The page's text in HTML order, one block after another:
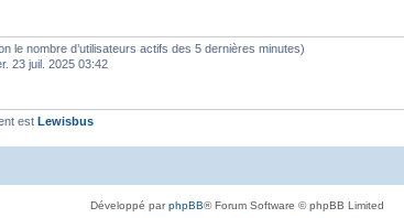
le nombre d’utilisateurs actifs des 5 dernières minutes)
23 juil. 2025 03:42
est Lewisbus
Développé parphpBB® Forum Software © phpBB Limited